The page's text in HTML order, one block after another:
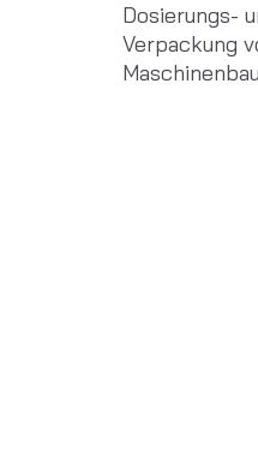
Dosierungs-
Verpackung
Maschinenbau